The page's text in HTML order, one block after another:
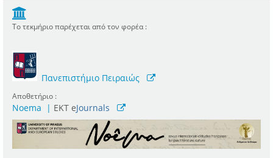
Το τεκμήριο παρέχεται από τον φορέα :
Πανεπιστήμιο Πειραιώς
Αποθετήριο :
Noema | ΕΚΤ eJournals